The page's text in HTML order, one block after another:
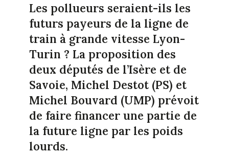
Les pollueurs seraient-ils les
futurs payeurs de la ligne de
train à grande vitesse Lyon-
Turin ? La proposition des
deux députés de l’Isère et de
Savoie, Michel Destot (PS) et
Michel Bouvard (UMP) prévoit
de faire financer une partie de
la future ligne par les poids
lourds.